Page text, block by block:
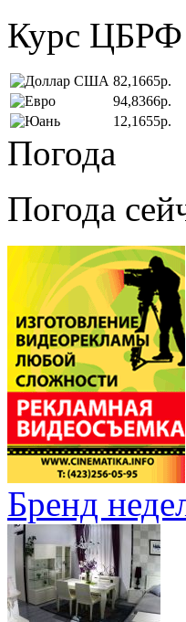
Курс ЦБРФ
82,1665р.
94,8366р.
12,1655р.
Погода
Погода
Бренд